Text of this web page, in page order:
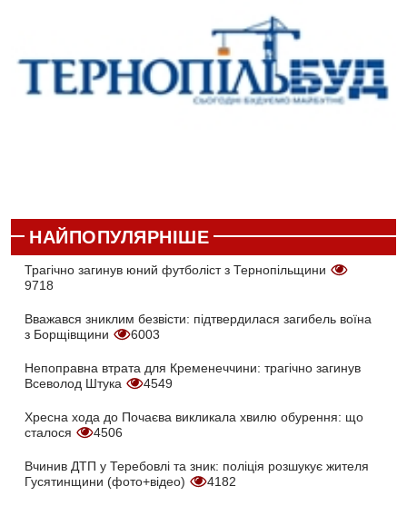
НАЙПОПУЛЯРНІШЕ
Трагічно загинув юний футболіст з Тернопільщини
9718
Вважався зниклим безвісти: підтвердилася загибель воїна
з Борщівщини
6003
Непоправна втрата для Кременеччини: трагічно загинув
Всеволод Штука
4549
Хресна хода до Почаєва викликала хвилю обурення: що
сталося
4506
Вчинив ДТП у Теребовлі та зник: поліція розшукує жителя
Гусятинщини (фото+відео)
4182